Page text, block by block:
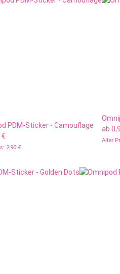
PDM-Sticker - Camouflage
€
2,90 €
ab
Alter